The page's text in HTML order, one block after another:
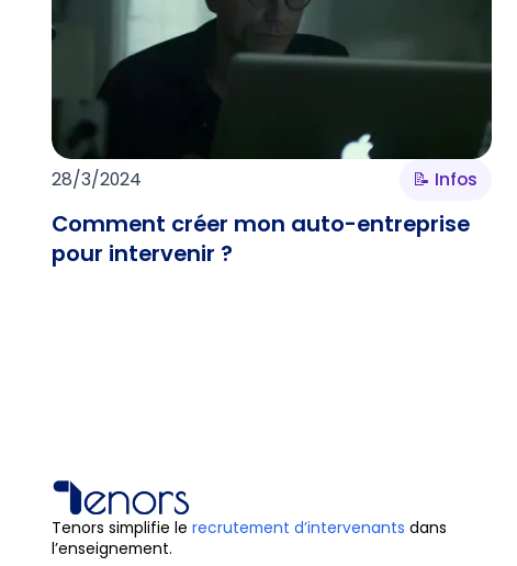
28/3/2024 📝 Infos
Comment créer mon auto-entreprise
pour intervenir ?
Tenors simplifie lerecrutement d’intervenants dans
l’enseignement.